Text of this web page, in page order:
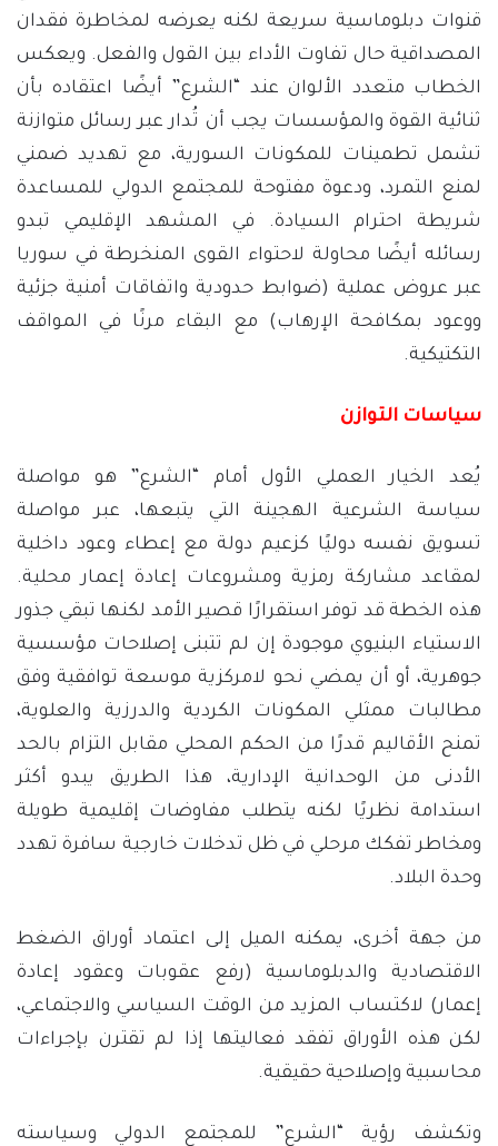
قنوات دبلوماسية سريعة لكنه يعرضه لمخاطرة فقدان
المصداقية حال تفاوت الأداء بين القول والفعل. ويعكس
الخطاب متعدد الألوان عند “الشرع” أيضًا اعتقاده بأن
ثنائية القوة والمؤسسات يجب أن تُدار عبر رسائل متوازنة
تشمل تطمينات للمكونات السورية، مع تهديد ضمني
لمنع التمرد، ودعوة مفتوحة للمجتمع الدولي للمساعدة
شريطة احترام السيادة. في المشهد الإقليمي تبدو
رسائله أيضًا محاولة لاحتواء القوى المنخرطة في سوريا
عبر عروض عملية (ضوابط حدودية واتفاقات أمنية جزئية
ووعود بمكافحة الإرهاب) مع البقاء مرنًا في المواقف
التكتيكية.
سياسات التوازن
يُعد الخيار العملي الأول أمام “الشرع” هو مواصلة
سياسة الشرعية الهجينة التي يتبعها، عبر مواصلة
تسويق نفسه دوليًا كزعيم دولة مع إعطاء وعود داخلية
لمقاعد مشاركة رمزية ومشروعات إعادة إعمار محلية.
هذه الخطة قد توفر استقرارًا قصير الأمد لكنها تبقي جذور
الاستياء البنيوي موجودة إن لم تتبنى إصلاحات مؤسسية
جوهرية، أو أن يمضي نحو لامركزية موسعة توافقية وفق
مطالبات ممثلي المكونات الكردية والدرزية والعلوية،
تمنح الأقاليم قدرًا من الحكم المحلي مقابل التزام بالحد
الأدنى من الوحدانية الإدارية، هذا الطريق يبدو أكثر
استدامة نظريًا لكنه يتطلب مفاوضات إقليمية طويلة
ومخاطر تفكك مرحلي في ظل تدخلات خارجية سافرة تهدد
وحدة البلاد.
من جهة أخرى، يمكنه الميل إلى اعتماد أوراق الضغط
الاقتصادية والدبلوماسية (رفع عقوبات وعقود إعادة
إعمار) لاكتساب المزيد من الوقت السياسي والاجتماعي،
لكن هذه الأوراق تفقد فعاليتها إذا لم تقترن بإجراءات
محاسبية وإصلاحية حقيقية.
وتكشف رؤية “الشرع” للمجتمع الدولي وسياسته